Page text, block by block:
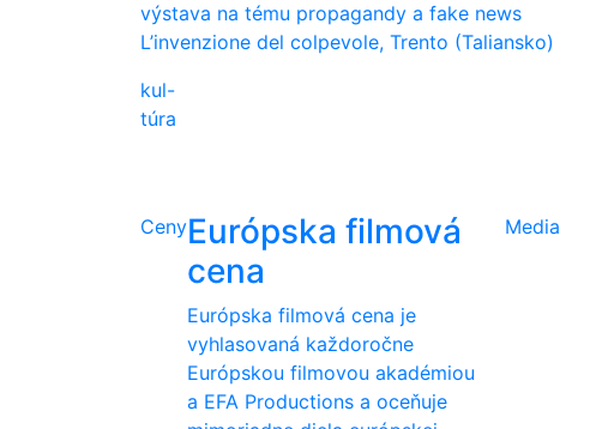
výstava na tému propagandy a fake news
L’invenzione del colpevole, Trento (Taliansko)
kul-
túra
CenyEurópska filmová
cena
Európska filmová cena je
vyhlasovaná každoročne
Európskou filmovou akadémiou
a EFA Productions a oceňuje
Media